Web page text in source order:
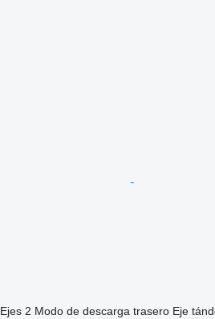
Ejes 2 Modo de descarga trasero Eje